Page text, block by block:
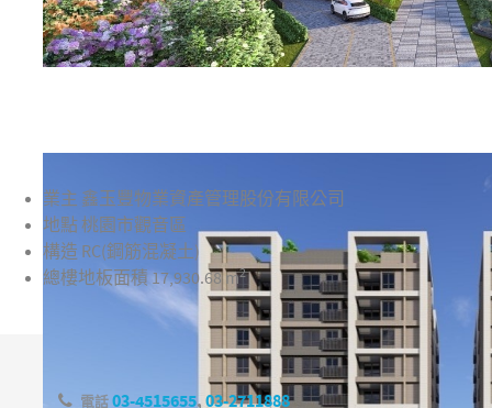
業主 鑫玉豐物業資產管理股份有限公司
地點 桃園市觀音區
構造 RC(鋼筋混凝土)
總樓地板面積 17,930.68 m2
電話 03-4515655, 03-2711888